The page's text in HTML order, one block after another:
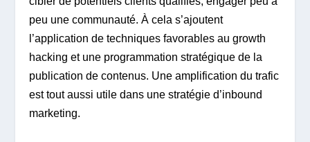
peu une communauté. À cela s’ajoutent
l’application de techniques favorables au growth
hacking et une programmation stratégique de la
publication de contenus. Une amplification du trafic
est tout aussi utile dans une stratégie d’inbound
marketing.